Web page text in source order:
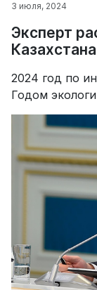
3 июля, 2024
Эксперт
Казахстана
2024 год по
Годом